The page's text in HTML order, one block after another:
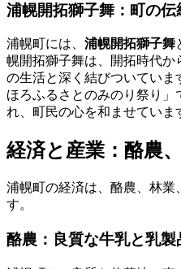
浦幌開拓獅子舞：町の伝
浦幌町には、 浦幌開拓獅子舞
幌開拓獅子舞は、開拓時代
の生活と深く結びついていま
ほろふるさとのみのり祭り」
れ、町民の心を和ませていま
経済と産業：酪農
浦幌町の経済は、酪農、林業
す。
酪農：良質な牛乳と乳製